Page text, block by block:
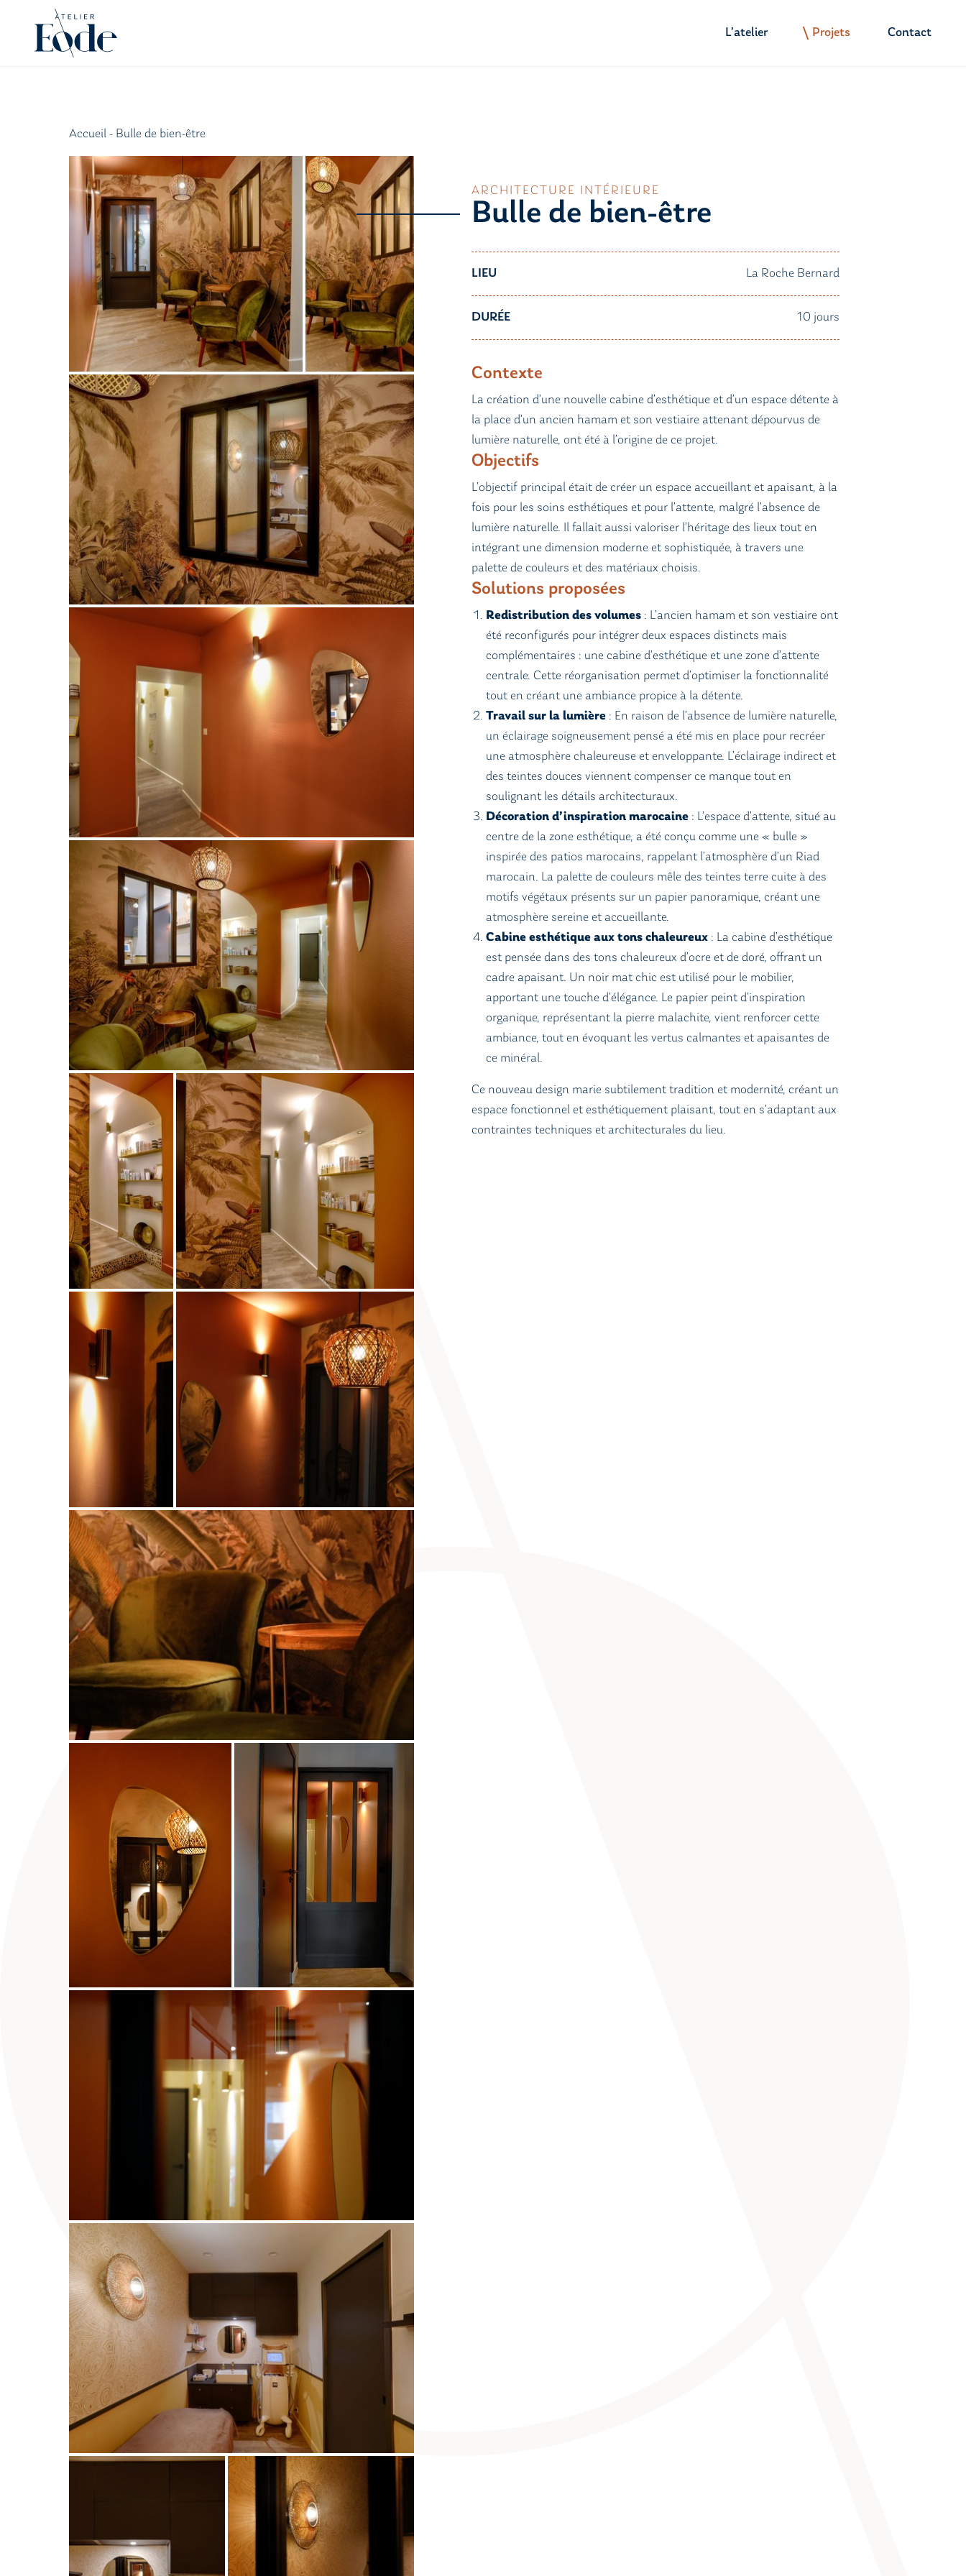
L’atelier Projets Contact
Accueil - Bulle de bien-être
ARCHITECTURE INTÉRIEURE
Bulle de bien-être
LIEU La Roche Bernard
DURÉE 10 jours
Contexte
La création d’une nouvelle cabine d’esthétique et d’un espace détente à
la place d’un ancien hamam et son vestiaire attenant dépourvus de
lumière naturelle, ont été à l’origine de ce projet.
Objectifs
L’objectif principal était de créer un espace accueillant et apaisant, à la
fois pour les soins esthétiques et pour l’attente, malgré l’absence de
lumière naturelle. Il fallait aussi valoriser l’héritage des lieux tout en
intégrant une dimension moderne et sophistiquée, à travers une
palette de couleurs et des matériaux choisis.
Solutions proposées
Redistribution des volumes : L’ancien hamam et son vestiaire ont
été reconfigurés pour intégrer deux espaces distincts mais
complémentaires : une cabine d’esthétique et une zone d’attente
centrale. Cette réorganisation permet d’optimiser la fonctionnalité
tout en créant une ambiance propice à la détente.
Travail sur la lumière : En raison de l’absence de lumière naturelle,
un éclairage soigneusement pensé a été mis en place pour recréer
une atmosphère chaleureuse et enveloppante. L’éclairage indirect et
des teintes douces viennent compenser ce manque tout en
soulignant les détails architecturaux.
Décoration d’inspiration marocaine : L’espace d’attente, situé au
centre de la zone esthétique, a été conçu comme une « bulle »
inspirée des patios marocains, rappelant l’atmosphère d’un Riad
marocain. La palette de couleurs mêle des teintes terre cuite à des
motifs végétaux présents sur un papier panoramique, créant une
atmosphère sereine et accueillante.
Cabine esthétique aux tons chaleureux : La cabine d’esthétique
est pensée dans des tons chaleureux d’ocre et de doré, offrant un
cadre apaisant. Un noir mat chic est utilisé pour le mobilier,
apportant une touche d’élégance. Le papier peint d’inspiration
organique, représentant la pierre malachite, vient renforcer cette
ambiance, tout en évoquant les vertus calmantes et apaisantes de
ce minéral.
Ce nouveau design marie subtilement tradition et modernité, créant un
espace fonctionnel et esthétiquement plaisant, tout en s’adaptant aux
contraintes techniques et architecturales du lieu.